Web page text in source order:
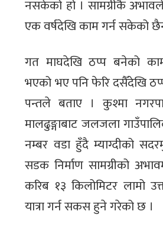
नसकेको हो । सामग्रीकै
एक वर्षदेखि काम गर्न सकेको
गत माघदेखि ठप्प बनेको
भएको भए पनि फेरि दसैँदेखि
पन्तले बताए । कुश्मा
मालढुङ्गाबाट जलजला
नम्बर वडा हुँदै म्याग्दीको
सडक निर्माण सामग्रीको
करिब १३ किलोमिटर लामो
यात्रा गर्न सकस हुने गरेको छ ।